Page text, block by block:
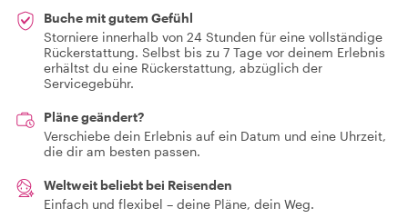
Buche mit gutem Gefühl
Storniere innerhalb von 24 Stunden für eine vollständige
Rückerstattung. Selbst bis zu 7 Tage vor deinem Erlebnis
erhältst du eine Rückerstattung, abzüglich der
Servicegebühr.
Pläne geändert?
Verschiebe dein Erlebnis auf ein Datum und eine Uhrzeit,
die dir am besten passen.
Weltweit beliebt bei Reisenden
Einfach und flexibel – deine Pläne, dein Weg.